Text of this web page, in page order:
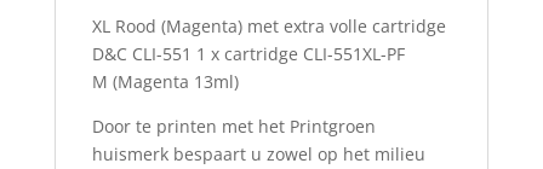
XL Rood (Magenta) met extra volle cartridge
D&C CLI-551 1 x cartridge CLI-551XL-PF
M (Magenta 13ml)
Door te printen met het Printgroen
huismerk bespaart u zowel op het milieu